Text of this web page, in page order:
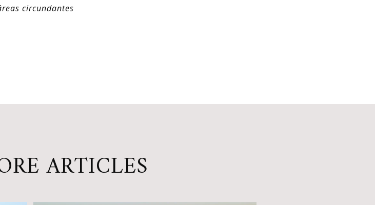
circundantes
ARTICLES